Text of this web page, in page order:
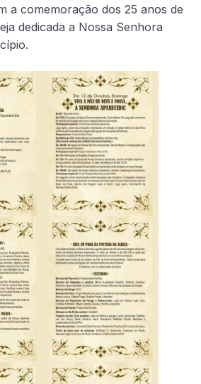
a comemoração dos 25 anos de
dedicada a Nossa Senhora